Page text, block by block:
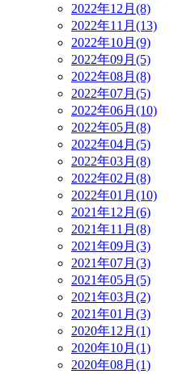
2022年12月(8)
2022年11月(13)
2022年10月(9)
2022年09月(5)
2022年08月(8)
2022年07月(5)
2022年06月(10)
2022年05月(8)
2022年04月(5)
2022年03月(8)
2022年02月(8)
2022年01月(10)
2021年12月(6)
2021年11月(8)
2021年09月(3)
2021年07月(3)
2021年05月(5)
2021年03月(2)
2021年01月(3)
2020年12月(1)
2020年10月(1)
2020年08月(1)